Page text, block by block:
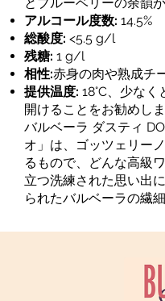
アルコール度数: 14.5%
総酸度: <5.5 g/l
残糖: 1 g/l
相性:赤身の肉や熟成チ
提供温度: 18°C、少な
開けることをお勧めしま
バルベーラ ダスティ
オ」は、ゴッツェリー
るもので、どんな高級
立つ洗練された思い出
られたバルベーラの繊